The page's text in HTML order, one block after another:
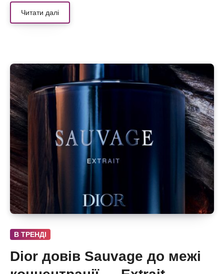
Читати далі
В ТРЕНДІ
Dior довів Sauvage до межі